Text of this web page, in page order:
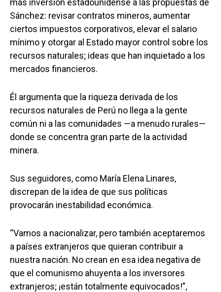
más inversión estadounidense a las propuestas de
Sánchez: revisar contratos mineros, aumentar
ciertos impuestos corporativos, elevar el salario
mínimo y otorgar al Estado mayor control sobre los
recursos naturales; ideas que han inquietado a los
mercados financieros.
Él argumenta que la riqueza derivada de los
recursos naturales de Perú no llega a la gente
común ni a las comunidades —a menudo rurales—
donde se concentra gran parte de la actividad
minera.
Sus seguidores, como María Elena Linares,
discrepan de la idea de que sus políticas
provocarán inestabilidad económica.
“Vamos a nacionalizar, pero también aceptaremos
a países extranjeros que quieran contribuir a
nuestra nación. No crean en esa idea negativa de
que el comunismo ahuyenta a los inversores
extranjeros; ¡están totalmente equivocados!”,